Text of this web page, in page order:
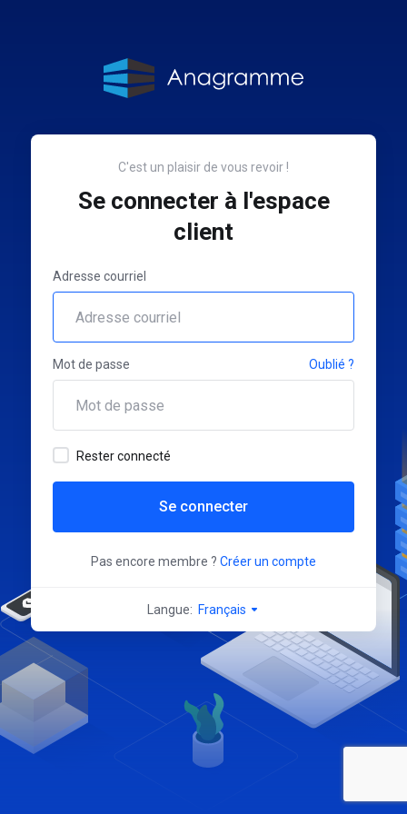
C'est un plaisir de vous revoir !
Se connecter à l'espace
client
Adresse courriel
Mot de passe Oublié ?
Rester connecté
Se connecter
Pas encore membre ? Créer un compte
Langue: Français